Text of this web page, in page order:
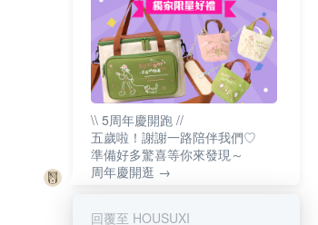
\\ 5周年慶開跑 //
五歲啦！謝謝一路陪伴我們♡
準備好多驚喜等你來發現～
周年慶開逛 →
回覆至 HOUSUXI